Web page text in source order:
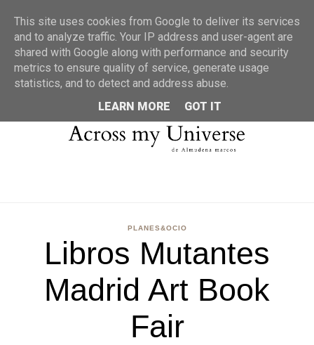
MENU
PLANES&OCIO
Libros Mutantes
Madrid Art Book
Fair
This site uses cookies from Google to deliver its services
and to analyze traffic. Your IP address and user-agent are
shared with Google along with performance and security
metrics to ensure quality of service, generate usage
statistics, and to detect and address abuse.
LEARN MORE
GOT IT